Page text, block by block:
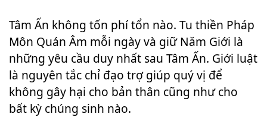
Tâm Ấn không tốn phí tổn nào. Tu thiền Pháp
Môn Quán Âm mỗi ngày và giữ Năm Giới là
những yêu cầu duy nhất sau Tâm Ấn. Giới luật
là nguyên tắc chỉ đạo trợ giúp quý vị để
không gây hại cho bản thân cũng như cho
bất kỳ chúng sinh nào.